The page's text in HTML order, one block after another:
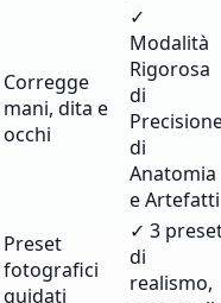
Corregge
mani, dita e
occhi
✓
Modalità
Rigorosa
di
di
Anatomia
e Artefatti
Preset
fotografici
guidati
✓ 3
di
realismo,